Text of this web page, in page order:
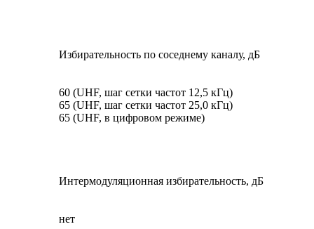
Избирательность по соседнему каналу, дБ
60 (UHF, шаг сетки частот 12,5 кГц)
65 (UHF, шаг сетки частот 25,0 кГц)
65 (UHF, в цифровом режиме)
Интермодуляционная избирательность, дБ
нет